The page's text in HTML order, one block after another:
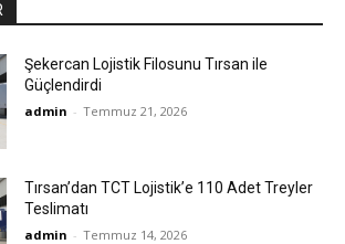
Şekercan Lojistik Filosunu Tırsan ile
Güçlendirdi
admin - Temmuz 21, 2026
Tırsan’dan TCT Lojistik’e 110 Adet Treyler
Teslimatı
admin - Temmuz 14, 2026